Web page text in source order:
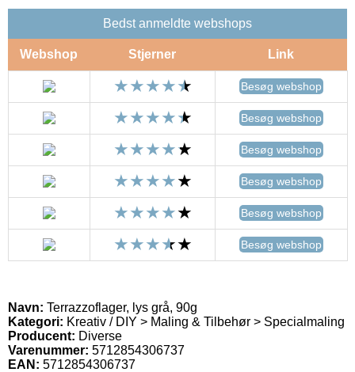
Bedst anmeldte webshops
Webshop Stjerner Link
Besøg webshop
Besøg webshop
Besøg webshop
Besøg webshop
Besøg webshop
Besøg webshop
Navn: Terrazzoflager, lys grå, 90g
Kategori: Kreativ / DIY > Maling & Tilbehør > Specialmaling
Producent: Diverse
Varenummer: 5712854306737
EAN: 5712854306737